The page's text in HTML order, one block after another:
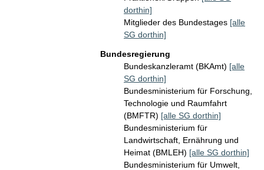
dorthin]
Mitglieder des Bundestages [alle
SG dorthin]
Bundesregierung
Bundeskanzleramt (BKAmt) [alle
SG dorthin]
Bundesministerium für Forschung,
Technologie und Raumfahrt
(BMFTR) [alle SG dorthin]
Bundesministerium für
Landwirtschaft, Ernährung und
Heimat (BMLEH) [alle SG dorthin]
Bundesministerium für Umwelt,